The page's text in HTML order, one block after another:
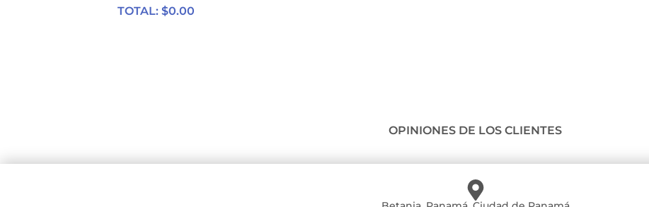
TOTAL: $0.00
OPINIONES DE LOS CLIENTES